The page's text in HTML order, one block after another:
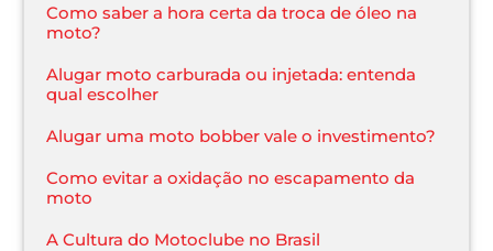
Como saber a hora certa da troca de óleo na
moto?
Alugar moto carburada ou injetada: entenda
qual escolher
Alugar uma moto bobber vale o investimento?
Como evitar a oxidação no escapamento da
moto
A Cultura do Motoclube no Brasil